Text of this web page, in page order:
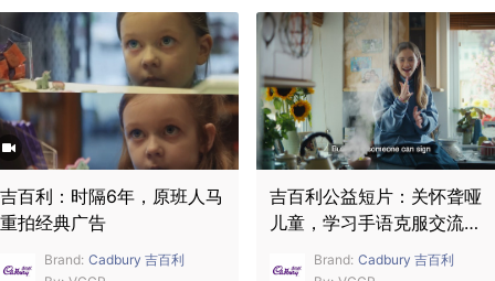
吉百利：时隔6年，原班人马
重拍经典广告
Brand: Cadbury 吉百利
吉百利公益短片：关怀聋哑
儿童，学习手语克服交流难
Brand: Cadbury 吉百利